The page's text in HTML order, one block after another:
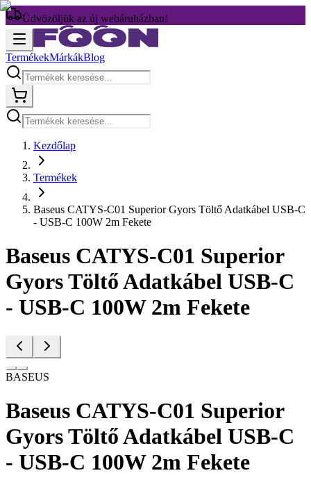
Üdvözöljük az új webáruházban!
TermékekMárkákBlog
Kezdőlap
Termékek
Baseus CATYS-C01 Superior Gyors Töltő Adatkábel USB-C
- USB-C 100W 2m Fekete
Baseus CATYS-C01 Superior
Gyors Töltő Adatkábel USB-C
- USB-C 100W 2m Fekete
BASEUS
Baseus CATYS-C01 Superior
Gyors Töltő Adatkábel USB-C
- USB-C 100W 2m Fekete